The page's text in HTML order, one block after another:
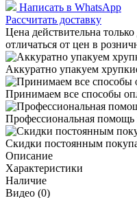
Написать в WhatsApp
Рассчитать доставку
Цена действительна
отличаться от цен в
Аккуратно упакуем
Принимаем все способы
Профессиональная помощь
Скидки постоянным
Описание
Характеристики
Наличие
Видео (0)